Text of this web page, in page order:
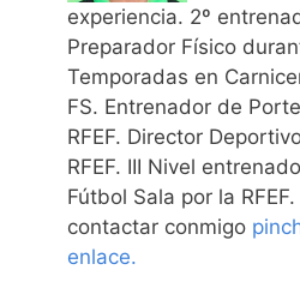
experiencia. 2º
Preparador Físico
Temporadas en
FS. Entrenador de
RFEF. Director
RFEF. III Nivel
Fútbol Sala por la
contactar conmigo
enlace.